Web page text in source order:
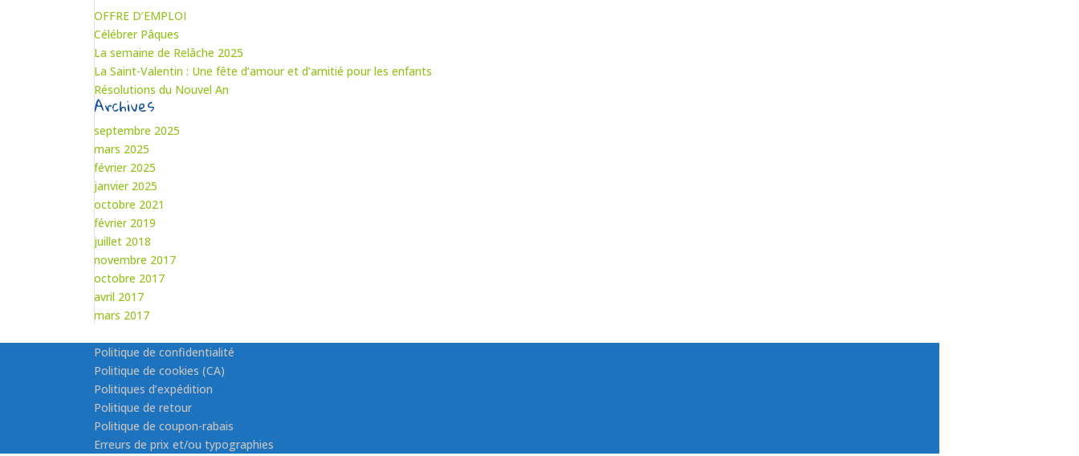
OFFRE D’EMPLOI
Célébrer Pâques
La semaine de Relâche 2025
La Saint-Valentin : Une fête d’amour et d’amitié pour les enfants
Résolutions du Nouvel An
Archives
septembre 2025
mars 2025
février 2025
janvier 2025
octobre 2021
février 2019
juillet 2018
novembre 2017
octobre 2017
avril 2017
mars 2017
Politique de confidentialité
Politique de cookies (CA)
Politiques d’expédition
Politique de retour
Politique de coupon-rabais
Erreurs de prix et/ou typographies